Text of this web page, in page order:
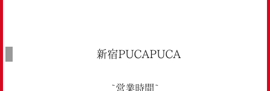
新宿PUCAPUCA
~営業時間~